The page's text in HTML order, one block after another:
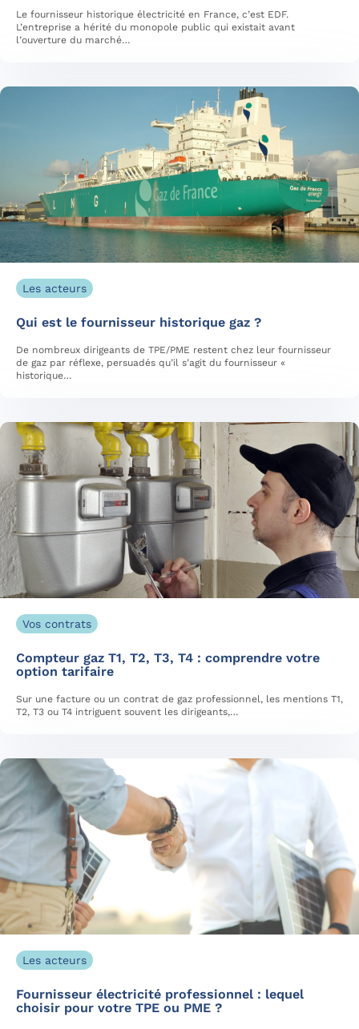
Le fournisseur historique électricité en France, c’est EDF.
L’entreprise a hérité du monopole public qui existait avant
l’ouverture du marché…
Les acteurs
Qui est le fournisseur historique gaz ?
De nombreux dirigeants de TPE/PME restent chez leur fournisseur
de gaz par réflexe, persuadés qu’il s’agit du fournisseur «
historique…
Vos contrats
Compteur gaz T1, T2, T3, T4 : comprendre votre
option tarifaire
Sur une facture ou un contrat de gaz professionnel, les mentions T1,
T2, T3 ou T4 intriguent souvent les dirigeants,…
Les acteurs
Fournisseur électricité professionnel : lequel
choisir pour votre TPE ou PME ?